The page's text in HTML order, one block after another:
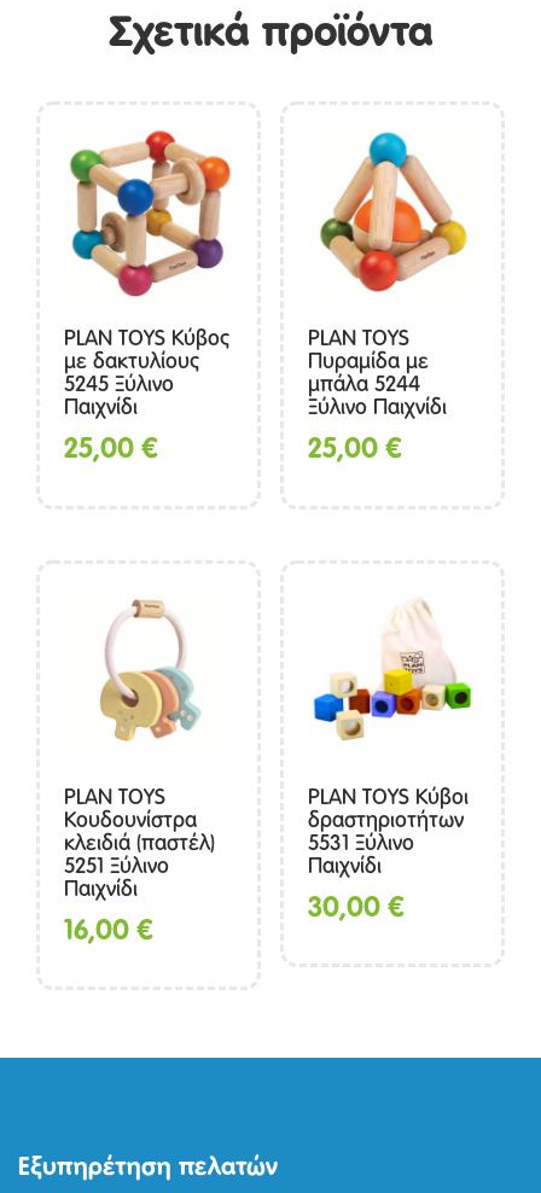
160,00 €.
Σχετικά προϊόντα
PLAN TOYS Κύβος
με δακτυλίους
5245 Ξύλινο
Παιχνίδι
25,00€
PLAN TOYS
Πυραμίδα με
μπάλα 5244
Ξύλινο Παιχνίδι
25,00€
PLAN TOYS
Κουδουνίστρα
κλειδιά (παστέλ)
5251 Ξύλινο
Παιχνίδι
16,00€
PLAN TOYS Κύβοι
δραστηριοτήτων
5531 Ξύλινο
Παιχνίδι
30,00€
Εξυπηρέτηση πελατών